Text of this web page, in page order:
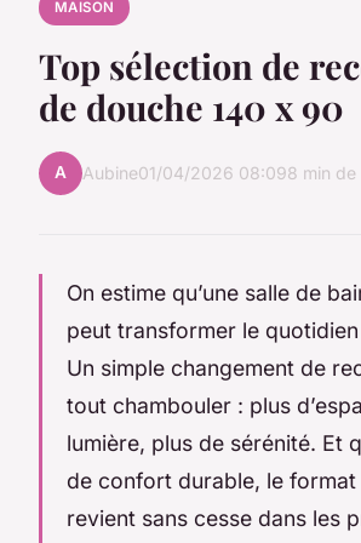
MAISON
Top sélection de
de douche 140 x 90
A Aubine01/04/2026 08:098 min de
On estime qu’une salle de
peut transformer le quotidien
Un simple changement de
tout chambouler : plus
lumière, plus de sérénité. Et
de confort durable, le
revient sans cesse dans les